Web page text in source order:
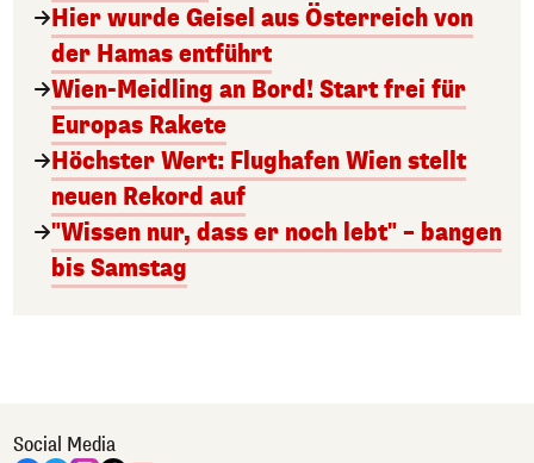
Hier wurde Geisel aus Österreich von
der Hamas entführt
Wien-Meidling an Bord! Start frei für
Europas Rakete
Höchster Wert: Flughafen Wien stellt
neuen Rekord auf
"Wissen nur, dass er noch lebt" – bangen
bis Samstag
Social Media